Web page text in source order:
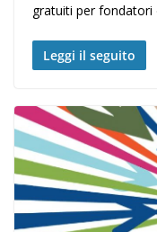
gratuiti per fondatori
Leggi il seguito